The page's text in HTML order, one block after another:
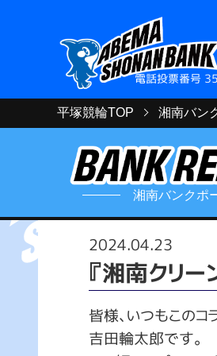
電話投票番号
平塚競輪TOP 湘南バン
湘南バンクポ
2024.04.23
『湘南クリ
皆様、いつもこのコ
吉田輪太郎です。